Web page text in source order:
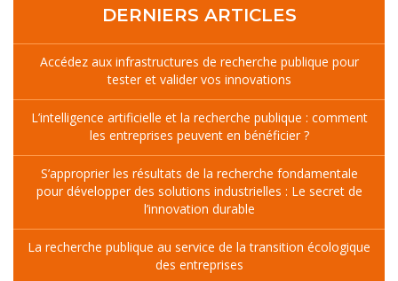
DERNIERS ARTICLES
Accédez aux infrastructures de recherche publique pour
tester et valider vos innovations
L’intelligence artificielle et la recherche publique : comment
les entreprises peuvent en bénéficier ?
S’approprier les résultats de la recherche fondamentale
pour développer des solutions industrielles : Le secret de
l’innovation durable
La recherche publique au service de la transition écologique
des entreprises